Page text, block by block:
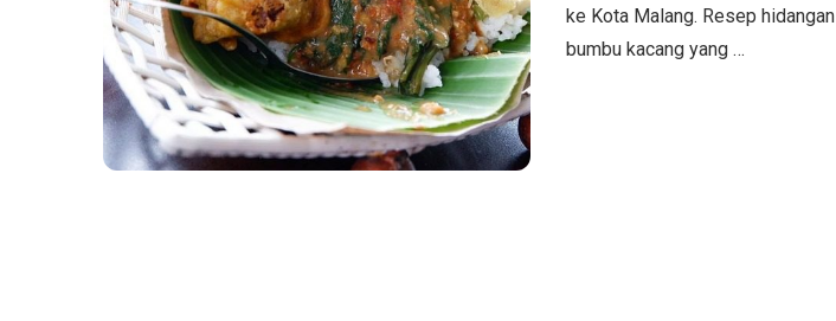
ke Kota Malang. Resep
bumbu kacang yang …